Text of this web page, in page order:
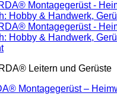
Leitern und Gerüste
Montagegerüst –